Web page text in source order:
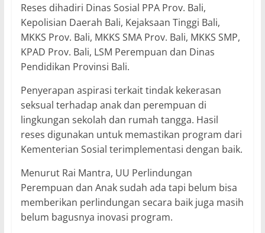
Reses dihadiri Dinas Sosial PPA Prov. Bali,
Kepolisian Daerah Bali, Kejaksaan Tinggi Bali,
MKKS Prov. Bali, MKKS SMA Prov. Bali, MKKS SMP,
KPAD Prov. Bali, LSM Perempuan dan Dinas
Pendidikan Provinsi Bali.
Penyerapan aspirasi terkait tindak kekerasan
seksual terhadap anak dan perempuan di
lingkungan sekolah dan rumah tangga. Hasil
reses digunakan untuk memastikan program dari
Kementerian Sosial terimplementasi dengan baik.
Menurut Rai Mantra, UU Perlindungan
Perempuan dan Anak sudah ada tapi belum bisa
memberikan perlindungan secara baik juga masih
belum bagusnya inovasi program.